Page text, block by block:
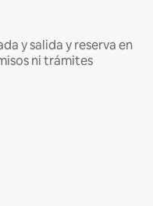
y salida y reserva en
ni trámites